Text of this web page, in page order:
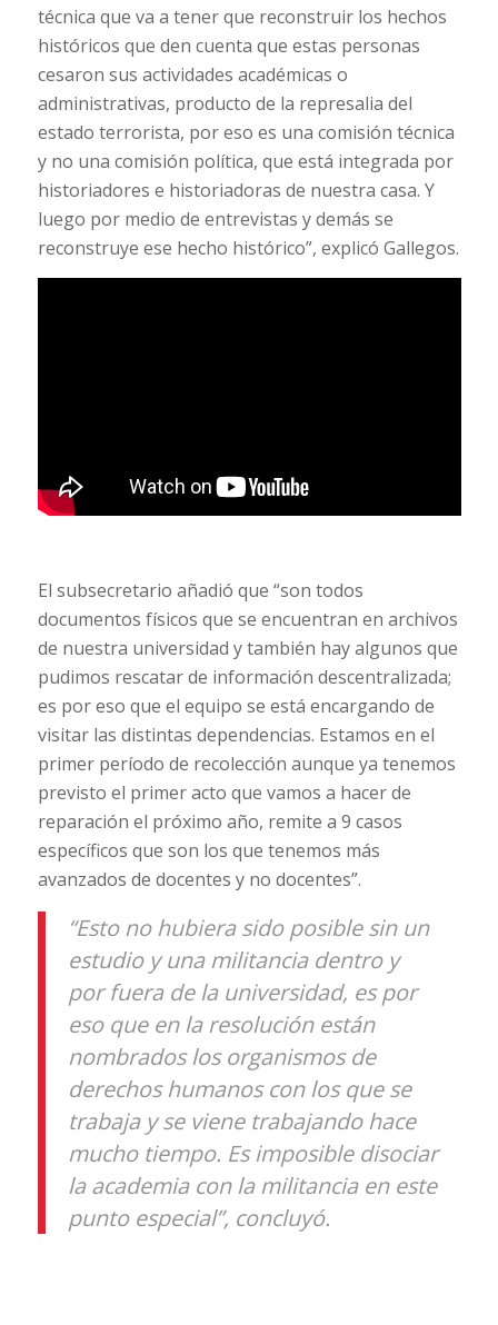
técnica que va a tener que reconstruir los hechos
históricos que den cuenta que estas personas
cesaron sus actividades académicas o
administrativas, producto de la represalia del
estado terrorista, por eso es una comisión técnica
y no una comisión política, que está integrada por
historiadores e historiadoras de nuestra casa. Y
luego por medio de entrevistas y demás se
reconstruye ese hecho histórico”, explicó Gallegos.
El subsecretario añadió que “son todos
documentos físicos que se encuentran en archivos
de nuestra universidad y también hay algunos que
pudimos rescatar de información descentralizada;
es por eso que el equipo se está encargando de
visitar las distintas dependencias. Estamos en el
primer período de recolección aunque ya tenemos
previsto el primer acto que vamos a hacer de
reparación el próximo año, remite a 9 casos
específicos que son los que tenemos más
avanzados de docentes y no docentes”.
“Esto no hubiera sido posible sin un
estudio y una militancia dentro y
por fuera de la universidad, es por
eso que en la resolución están
nombrados los organismos de
derechos humanos con los que se
trabaja y se viene trabajando hace
mucho tiempo. Es imposible disociar
la academia con la militancia en este
punto especial”, concluyó.